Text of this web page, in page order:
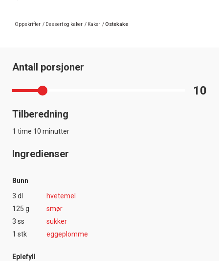
Oppskrifter / Dessert og kaker / Kaker /Ostekake
Antall porsjoner
10
Tilberedning
1 time 10 minutter
Ingredienser
Bunn
3 dl
hvetemel
125 g
smør
3 ss
sukker
1 stk
eggeplomme
Eplefyll